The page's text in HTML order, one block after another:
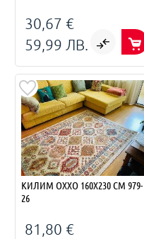
30,67 €
59,99 ЛВ.
КИЛИМ OXXO 160Х230 СМ 979-
26
81,80 €